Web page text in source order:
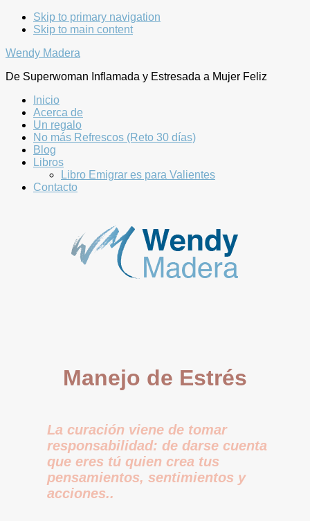
Skip to primary navigation
Skip to main content
Wendy Madera
De Superwoman Inflamada y Estresada a Mujer Feliz
Inicio
Acerca de
Un regalo
No más Refrescos (Reto 30 días)
Blog
Libros
Libro Emigrar es para Valientes
Contacto
Manejo de Estrés
La curación viene de tomar
responsabilidad: de darse cuenta
que eres tú quien crea tus
pensamientos, sentimientos y
acciones..